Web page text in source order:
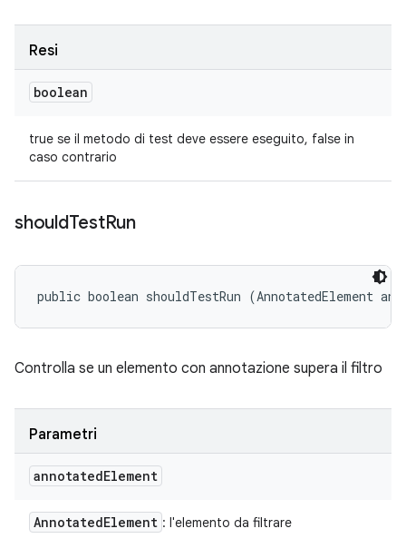
Resi
boolean
true se il metodo di test deve essere eseguito, false in
caso contrario
shouldTestRun
public boolean shouldTestRun (AnnotatedElement
Controlla se un elemento con annotazione supera il filtro
Parametri
annotatedElement
AnnotatedElement : l'elemento da filtrare